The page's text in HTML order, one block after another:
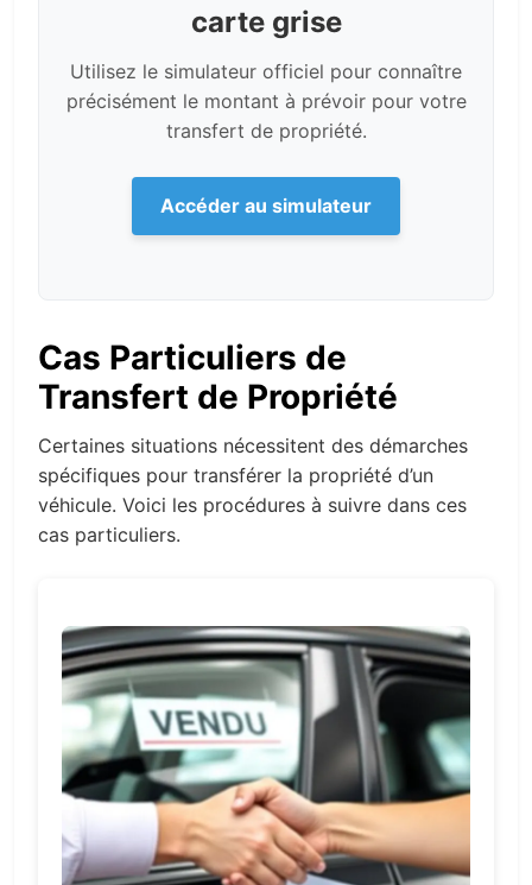
carte grise
Utilisez le simulateur officiel pour connaître
précisément le montant à prévoir pour votre
transfert de propriété.
Accéder au simulateur
Cas Particuliers de
Transfert de Propriété
Certaines situations nécessitent des démarches
spécifiques pour transférer la propriété d’un
véhicule. Voici les procédures à suivre dans ces
cas particuliers.